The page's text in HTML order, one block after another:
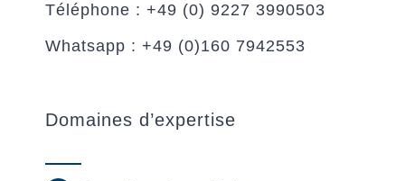
Téléphone : +49 (0) 9227 3990503
Whatsapp : +49 (0)160 7942553
Domaines d’expertise